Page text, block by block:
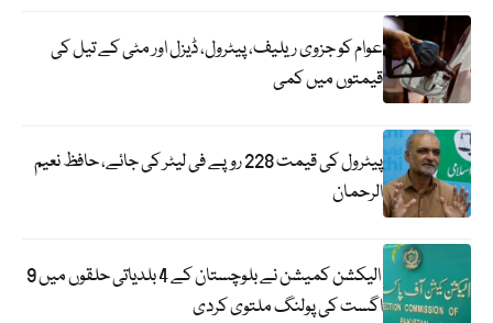
عوام کو جزوی ریلیف، پیٹرول، ڈیزل اور مٹی کے تیل کی
قیمتوں میں کمی
پیٹرول کی قیمت 228 روپے فی لیٹر کی جائے، حافظ نعیم
الرحمان
الیکشن کمیشن نے بلوچستان کے 4 بلدیاتی حلقوں میں 9
اگست کی پولنگ ملتوی کردی